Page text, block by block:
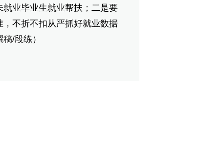
业毕业生就业帮扶；二是要
不折不扣从严抓好就业数据
/段练）